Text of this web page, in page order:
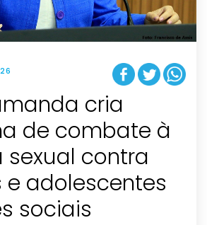
cria
de combate à
sexual contra
adolescentes
sociais